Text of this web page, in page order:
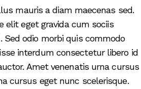
mauris a diam maecenas sed.
elit eget gravida cum sociis
odio morbi quis commodo
interdum consectetur libero id
Amet venenatis urna cursus
cursus eget nunc scelerisque.